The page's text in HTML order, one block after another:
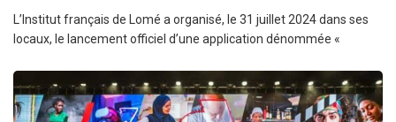
L’Institut français de Lomé a organisé, le 31 juillet 2024 dans ses
locaux, le lancement officiel d’une application dénommée «